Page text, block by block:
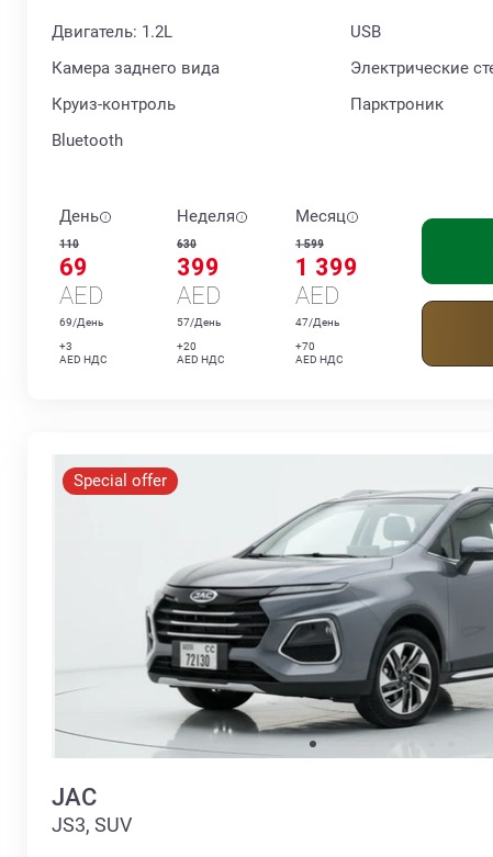
Двигатель: 1.2L
Камера заднего вида
Круиз-контроль
Bluetooth
USB
Электрические
Парктроник
День
110
69
AED
69/День
+3
AED НДС
Неделя
630
399
AED
57/День
+20
AED НДС
Месяц
1 599
1 399
AED
47/День
+70
AED НДС
Special offer
JAC
JS3, SUV